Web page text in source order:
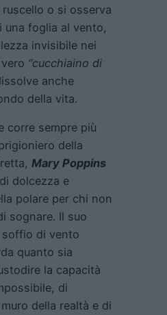
o si osserva
una foglia al vento,
invisibile nei
“cucchiaino di
anche
della vita.
corre sempre più
della
Mary Poppins
dolcezza e
polare per chi non
sognare. Il suo
soffio di vento
quanto sia
la capacità
di
della realtà e di